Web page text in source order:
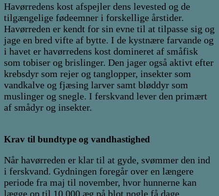
Havørredens kost afspejler dens levested og de
tilgængelige fødeemner i forskellige årstider.
Havørreden er kendt for sin evne til at tilpasse sig og
jage en bred vifte af bytte. I de kystnære farvande og
i havet er havørredens kost domineret af småfisk
som tobiser og brislinger. Den jager også aktivt efter
krebsdyr som rejer og tanglopper, insekter som
vandkalve og fjæsing larver samt bløddyr som
muslinger og snegle. I ferskvand lever den primært
af smådyr og insekter.
Krav til bundtype og vandhastighed
Når havørreden er klar til at gyde, svømmer den ind
i ferskvand. Gydningen foregår over en længere
periode fra maj til november, hvor hunnerne kan
lægge op til 10.000 æg på blot nogle få dage.